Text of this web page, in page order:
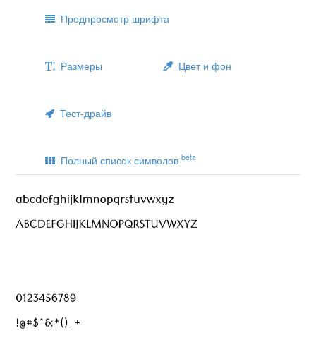
Предпросмотр шрифта
Размеры Цвет и фон
Тест-драйв
Полный список символов beta